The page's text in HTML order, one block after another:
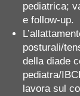
pediatrica;
e follow‑up.
posturali/
della diade
pediatra/
lavora sul